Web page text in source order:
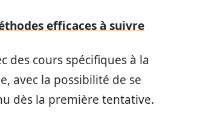
efficaces à suivre
des cours spécifiques à la
avec la possibilité de se
dès la première tentative.